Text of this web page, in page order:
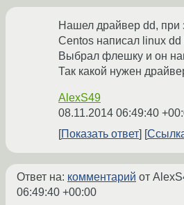
Нашел драйвер dd, при
Centos написал linux
Выбрал флешку и он
Так какой нужен
AlexS49
08.11.2014 06:49:40
Показать ответ
Ответ на: комментарий от
06:49:40 +00:00